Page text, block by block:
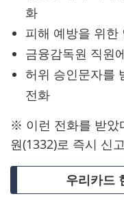
화
피해 예방을 위한
금융감독원 직원
허위 승인문자를
전화
※ 이런 전화를 받았
원(1332)로 즉시 신
우리카드